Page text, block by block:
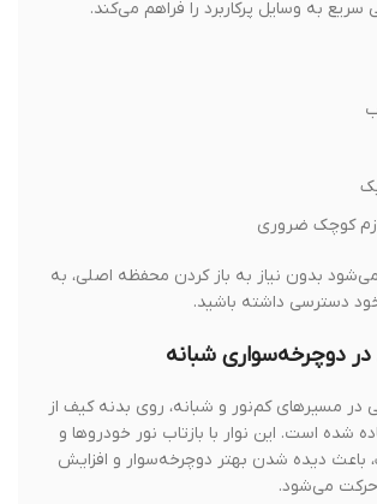
به وسایل پرکاربرد را فراهم می‌کند.
ضروری
بدون نیاز به باز کردن محفظه اصلی، به
داشته باشید.
دوچرخه‌سواری شبانه
مسیرهای کم‌نور و شبانه، روی بدنه کیف از
است. این نوار با بازتاب نور خودروها و
دیده شدن بهتر دوچرخه‌سوار و افزایش
می‌شود.